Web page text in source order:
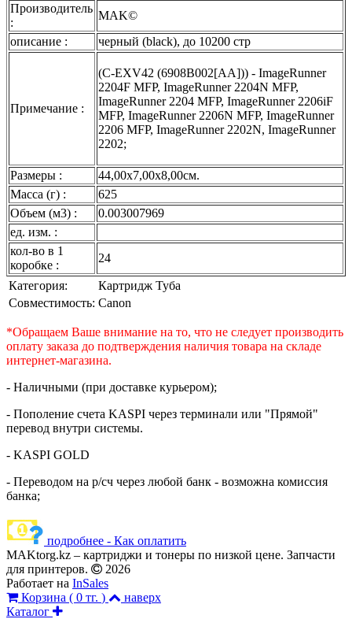
Производитель
:
MAK©
описание :
черный (black), до 10200 стр
Примечание :
(C-EXV42 (6908B002[AA])) - ImageRunner
2204F MFP, ImageRunner 2204N MFP,
ImageRunner 2204 MFP, ImageRunner 2206iF
MFP, ImageRunner 2206N MFP, ImageRunner
2206 MFP, ImageRunner 2202N, ImageRunner
2202;
Размеры :
44,00x7,00x8,00см.
Масса (г) :
625
Объем (м3) :
0.003007969
ед. изм. :
кол-во в 1
коробке :
24
Категория:
Картридж Туба
Совместимость: Canon
*Обращаем Ваше внимание на то, что не следует производить
оплату заказа до подтверждения наличия товара на складе
интернет-магазина.
- Наличными (при доставке курьером);
- Пополение счета KASPI через терминали или "Прямой"
перевод внутри системы.
- KASPI GOLD
- Переводом на р/сч через любой банк - возможна комиссия
банка;
подробнее - Как оплатить
MAKtorg.kz – картриджи и тонеры по низкой цене. Запчасти
для принтеров.
2026
Работает на InSales
Корзина ( 0 тг. )
наверх
Каталог